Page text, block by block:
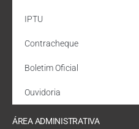
IPTU
Contracheque
Boletim Oficial
Ouvidoria
ÁREA ADMINISTRATIVA